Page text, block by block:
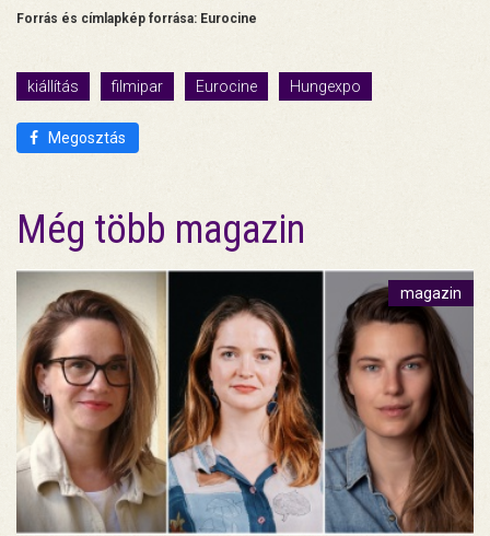
Forrás és címlapkép forrása: Eurocine
kiállítás filmipar Eurocine Hungexpo
Megosztás
Még több magazin
magazin